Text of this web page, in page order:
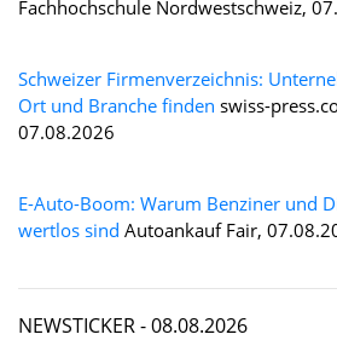
Fachhochschule Nordwestschweiz,
Schweizer Firmenverzeichnis:
Ort und Branche finden swiss-
07.08.2026
E-Auto-Boom: Warum Benziner und
wertlos sind Autoankauf Fair,
NEWSTICKER -08.08.2026